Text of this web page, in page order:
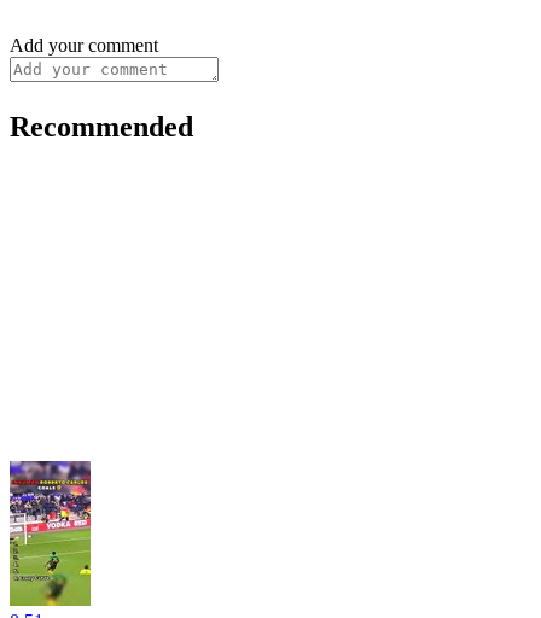
Add your comment
Recommended